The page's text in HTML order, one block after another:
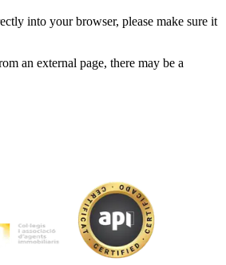
into your browser, please make sure it
an external page, there may be a